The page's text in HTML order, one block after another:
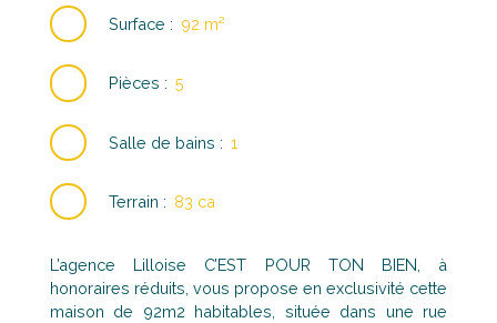
Surface : 92 m²
Pièces : 5
Salle de bains : 1
Terrain : 83 ca
L’agence Lilloise C’EST POUR TON BIEN, à
honoraires réduits, vous propose en exclusivité cette
maison de 92m2 habitables, située dans une rue